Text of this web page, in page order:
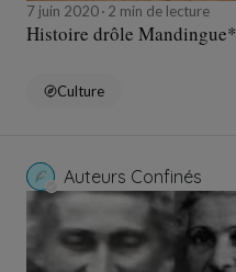
7 juin 2020 2 min de lecture
Histoire drôle Mandingue*
Culture
Auteurs Confinés